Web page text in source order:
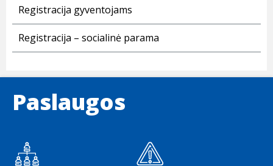
Registracija gyventojams
Registracija – socialinė parama
Paslaugos